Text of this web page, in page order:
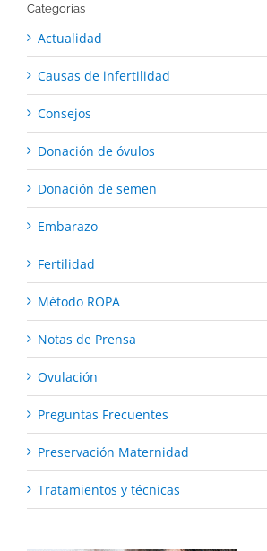
Categorías
Actualidad
Causas de infertilidad
Consejos
Donación de óvulos
Donación de semen
Embarazo
Fertilidad
Método ROPA
Notas de Prensa
Ovulación
Preguntas Frecuentes
Preservación Maternidad
Tratamientos y técnicas